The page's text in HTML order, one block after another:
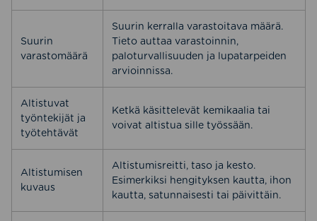
Suurin
varastomäärä
Suurin kerralla varastoitava määrä.
Tieto auttaa varastoinnin,
paloturvallisuuden ja lupatarpeiden
arvioinnissa.
Altistuvat
työntekijät ja
työtehtävät
Ketkä käsittelevät kemikaalia tai
voivat altistua sille työssään.
Altistumisen
kuvaus
Altistumisreitti, taso ja kesto.
Esimerkiksi hengityksen kautta, ihon
kautta, satunnaisesti tai päivittäin.